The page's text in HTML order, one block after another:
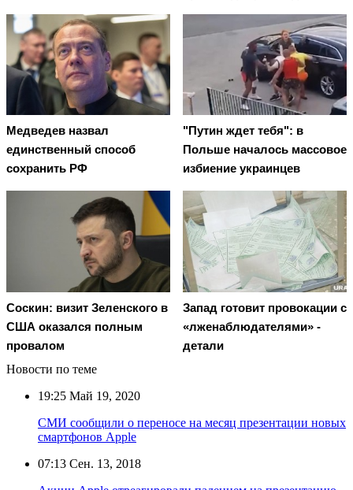
Медведев назвал
единственный способ
сохранить РФ
"Путин ждет тебя": в
Польше началось массовое
избиение украинцев
Соскин: визит Зеленского в
США оказался полным
провалом
Запад готовит провокации с
«лженаблюдателями» -
детали
Новости по теме
19:25 Май 19, 2020
СМИ сообщили о переносе на месяц презентации новых
смартфонов Apple
07:13 Сен. 13, 2018